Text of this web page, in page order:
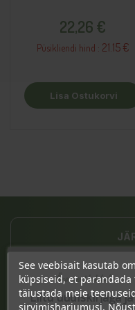
22,26 €
Püsikliendi hind : 21.15 €
Lisa Ostukorvi
Pärnu
E-L
See veebisait kasutab
küpsiseid, et
täiustada meie
sirvimisharjumusi.
Ära veel lahku!
Liitu uudiskirjaga ja